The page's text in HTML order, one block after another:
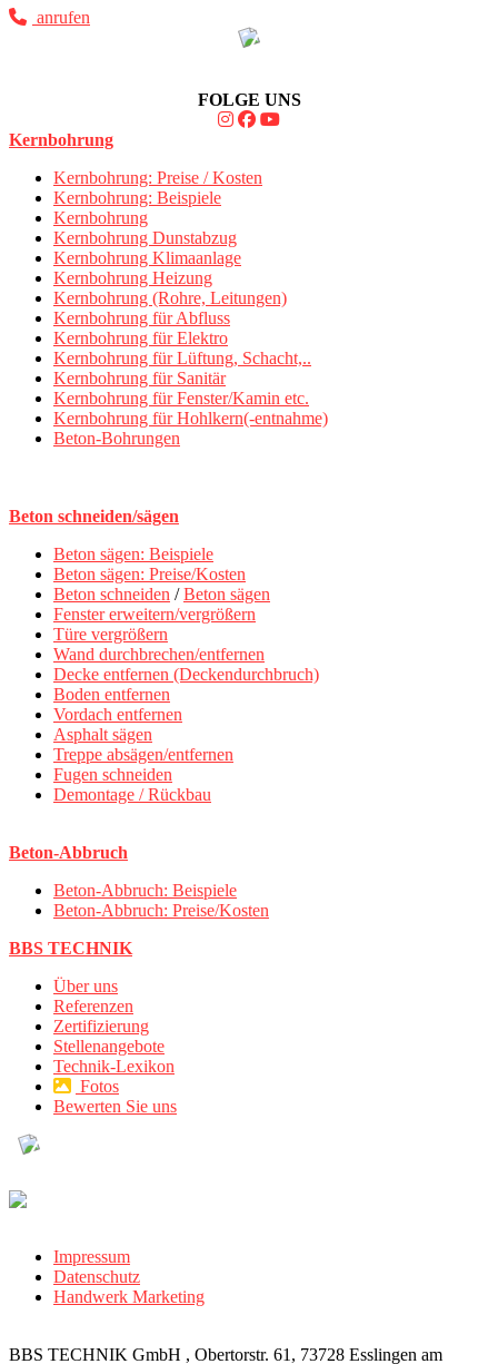
anrufen
FOLGE UNS
Kernbohrung
Kernbohrung: Preise / Kosten
Kernbohrung: Beispiele
Kernbohrung
Kernbohrung Dunstabzug
Kernbohrung Klimaanlage
Kernbohrung Heizung
Kernbohrung (Rohre, Leitungen)
Kernbohrung für Abfluss
Kernbohrung für Elektro
Kernbohrung für Lüftung, Schacht,..
Kernbohrung für Sanitär
Kernbohrung für Fenster/Kamin etc.
Kernbohrung für Hohlkern(-entnahme)
Beton-Bohrungen
Beton schneiden/sägen
Beton sägen: Beispiele
Beton sägen: Preise/Kosten
Beton schneiden /Beton sägen
Fenster erweitern/vergrößern
Türe vergrößern
Wand durchbrechen/entfernen
Decke entfernen (Deckendurchbruch)
Boden entfernen
Vordach entfernen
Asphalt sägen
Treppe absägen/entfernen
Fugen schneiden
Demontage / Rückbau
Beton-Abbruch
Beton-Abbruch: Beispiele
Beton-Abbruch: Preise/Kosten
BBS TECHNIK
Über uns
Referenzen
Zertifizierung
Stellenangebote
Technik-Lexikon
Fotos
Bewerten Sie uns
Impressum
Datenschutz
Handwerk Marketing
BBS TECHNIK GmbH , Obertorstr. 61, 73728 Esslingen am